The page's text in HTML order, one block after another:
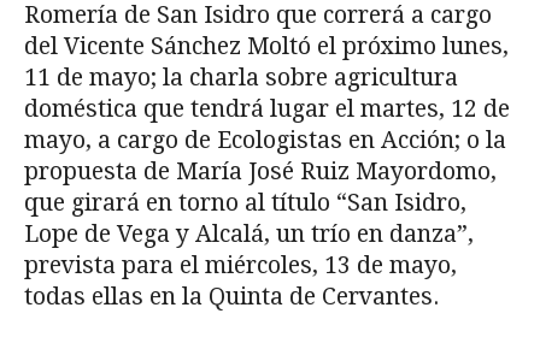
Romería de San Isidro que correrá a cargo
del Vicente Sánchez Moltó el próximo lunes,
11 de mayo; la charla sobre agricultura
doméstica que tendrá lugar el martes, 12 de
mayo, a cargo de Ecologistas en Acción; o la
propuesta de María José Ruiz Mayordomo,
que girará en torno al título “San Isidro,
Lope de Vega y Alcalá, un trío en danza”,
prevista para el miércoles, 13 de mayo,
todas ellas en la Quinta de Cervantes.